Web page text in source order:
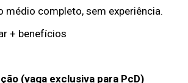
médio completo, sem experiência.
+ benefícios
(vaga exclusiva para PcD)